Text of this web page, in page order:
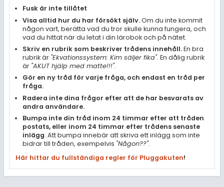
Fusk är inte tillåtet
Visa alltid hur du har försökt själv.Om du inte kommit
någon vart, berätta vad du tror skulle kunna fungera, och
vad du hittat när du letat i din lärobok och på nätet.
Skriv en rubrik som beskriver trådens innehåll.En bra
rubrik är "Ekvationssystem: Kim säljer fika". En dålig rubrik
är "AKUT hjälp med matte!!!".
Gör en ny tråd för varje fråga, och endast en tråd per
fråga.
Radera inte dina frågor efter att de har besvarats av
andra användare.
Bumpa inte din tråd inom 24 timmar efter att tråden
postats, eller inom 24 timmar efter trådens senaste
inlägg. Att bumpa innebär att skriva ett inlägg som inte
bidrar till tråden, exempelvis "Någon??".
Här hittar du fullständiga regler för Pluggakuten!
Övriga diskussioner
Livehjälpen
Regler
För lärare
9 inloggade
Om Pluggakuten